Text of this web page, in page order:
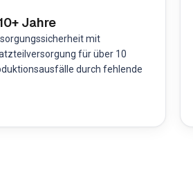
Jahre
mit
für über 10
durch fehlende